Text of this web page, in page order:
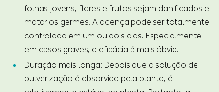
folhas jovens, flores e frutos sejam danificados e
matar os germes. A doença pode ser totalmente
controlada em um ou dois dias. Especialmente
em casos graves, a eficácia é mais óbvia.
Duração mais longa: Depois que a solução de
pulverização é absorvida pela planta, é